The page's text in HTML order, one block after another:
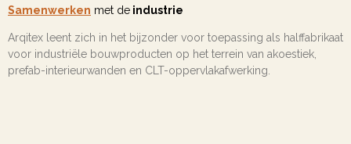
Samenwerken met de industrie
Arqitex leent zich in het bijzonder voor toepassing als halffabrikaat
voor industriële bouwproducten op het terrein van akoestiek,
prefab-interieurwanden en CLT-oppervlakafwerking.